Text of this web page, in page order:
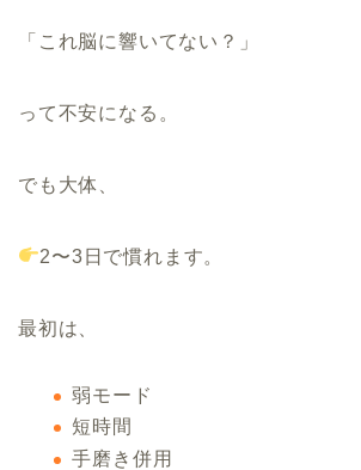
「これ脳に響いてない？」
って不安になる。
でも大体、
2〜3日で慣れます。
最初は、
弱モード
短時間
手磨き併用